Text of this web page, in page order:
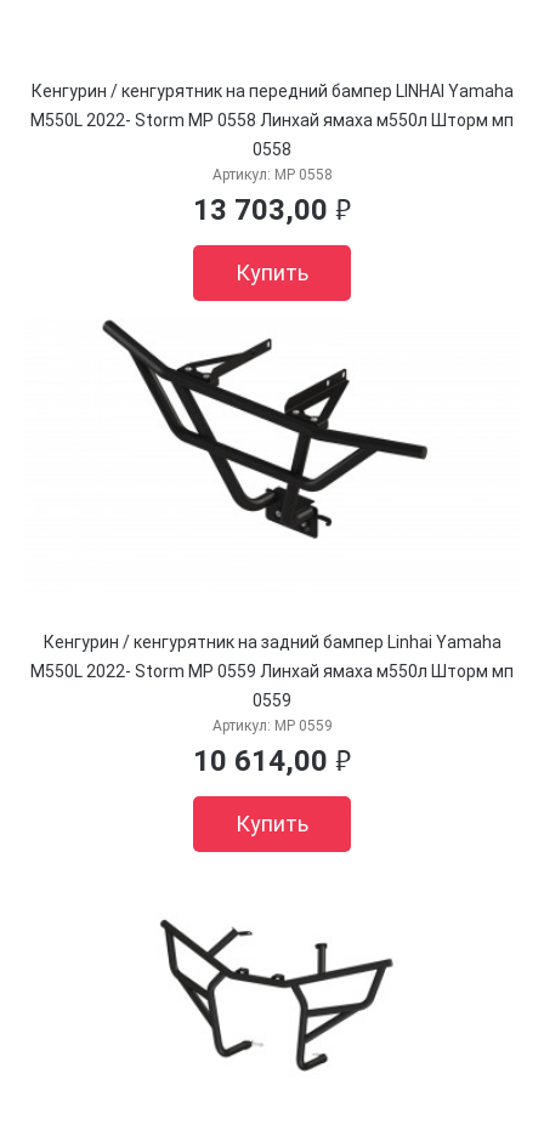
Кенгурин / кенгурятник на передний бампер LINHAI Yamaha
M550L 2022- Storm MP 0558 Линхай ямаха м550л Шторм мп
0558
Артикул: MP 0558
13 703,00 руб.
Купить
Кенгурин / кенгурятник на задний бампер Linhai Yamaha
M550L 2022- Storm MP 0559 Линхай ямаха м550л Шторм мп
0559
Артикул: MP 0559
10 614,00 руб.
Купить